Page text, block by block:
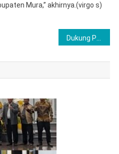
Mura,” akhirnya.(virgo s)